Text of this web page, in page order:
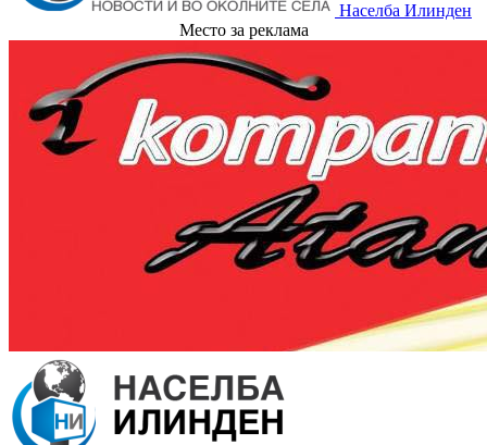
Населба Илинден
Место за реклама